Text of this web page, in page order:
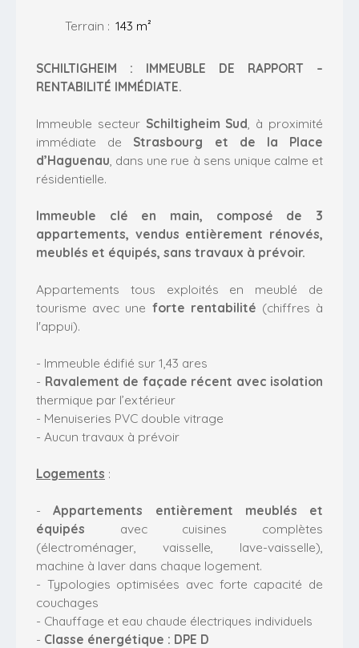
Terrain : 143 m²
SCHILTIGHEIM : IMMEUBLE DE RAPPORT –
RENTABILITÉ IMMÉDIATE.
Immeuble secteur Schiltigheim Sud , à proximité
immédiate de Strasbourg et de la Place
d’Haguenau , dans une rue à sens unique calme et
résidentielle.
Immeuble clé en main, composé de 3
appartements, vendus entièrement rénovés,
meublés et équipés, sans travaux à prévoir.
Appartements tous exploités en meublé de
tourisme avec une forte rentabilité (chiffres à
l'appui).
- Immeuble édifié sur 1,43 ares
- Ravalement de façade récent avec isolation
thermique par l’extérieur
- Menuiseries PVC double vitrage
- Aucun travaux à prévoir
Logements :
-Appartements entièrement meublés et
équipés avec cuisines complètes
(électroménager, vaisselle, lave-vaisselle),
machine à laver dans chaque logement.
- Typologies optimisées avec forte capacité de
couchages
- Chauffage et eau chaude électriques individuels
- Classe énergétique : DPE D